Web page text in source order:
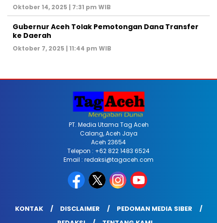
Oktober 14, 2025 | 7:31 pm WIB
Gubernur Aceh Tolak Pemotongan Dana Transfer
ke Daerah
Oktober 7, 2025 | 11:44 pm WIB
PT. Media Utama Tag Aceh
Calang, Aceh Jaya
Aceh 23654
Telepon : +62 822 1483 6524
Email : redaksi@tagaceh.com
KONTAK DISCLAIMER
PEDOMAN MEDIA SIBER